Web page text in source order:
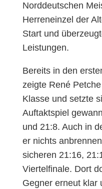
Norddeutschen
Herreneinzel der
Start und
Leistungen.
Bereits in den
zeigte René
Klasse und setzte
Auftaktspiel
und 21:8. Auch in
er nichts
sicheren 21:16,
Viertelfinale. Dort
Gegner erneut klar